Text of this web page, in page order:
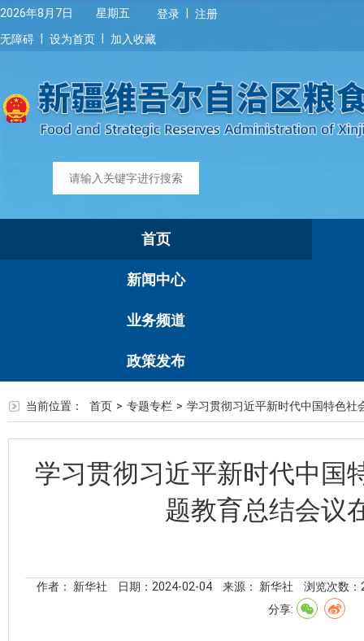
2026年8月7日 星期五 登录
注册
无障碍
设为首页 加入收藏
首页
新闻中心
业务频道
政策发布
当前位置： 首页 > 专题专栏 > 学习贯彻习近平新时代中国特色社
学习贯彻习近平新时代中国
题教育总结会议
作者： 新华社 日期：2024-02-04 来源： 新华社 浏览次数：
分享: